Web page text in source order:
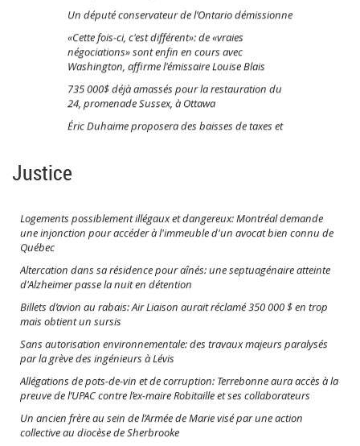
Un député conservateur de l’Ontario démissionne
«Cette fois-ci, c'est différent»: de «vraies
négociations» sont enfin en cours avec
Washington, affirme l'émissaire Louise Blais
735 000$ déjà amassés pour la restauration du
24, promenade Sussex, à Ottawa
Éric Duhaime proposera des baisses de taxes et
municipaux à Saint-Pie victimes de menaces de
Justice
Logements possiblement illégaux et dangereux: Montréal demande
une injonction pour accéder à l'immeuble d'un avocat bien connu de
Québec
Altercation dans sa résidence pour aînés: une septuagénaire atteinte
d'Alzheimer passe la nuit en détention
Billets d’avion au rabais: Air Liaison aurait réclamé 350 000 $ en trop
mais obtient un sursis
Sans autorisation environnementale: des travaux majeurs paralysés
par la grève des ingénieurs à Lévis
Allégations de pots-de-vin et de corruption: Terrebonne aura accès à la
preuve de l’UPAC contre l’ex-maire Robitaille et ses collaborateurs
Un ancien frère au sein de l’Armée de Marie visé par une action
collective au diocèse de Sherbrooke